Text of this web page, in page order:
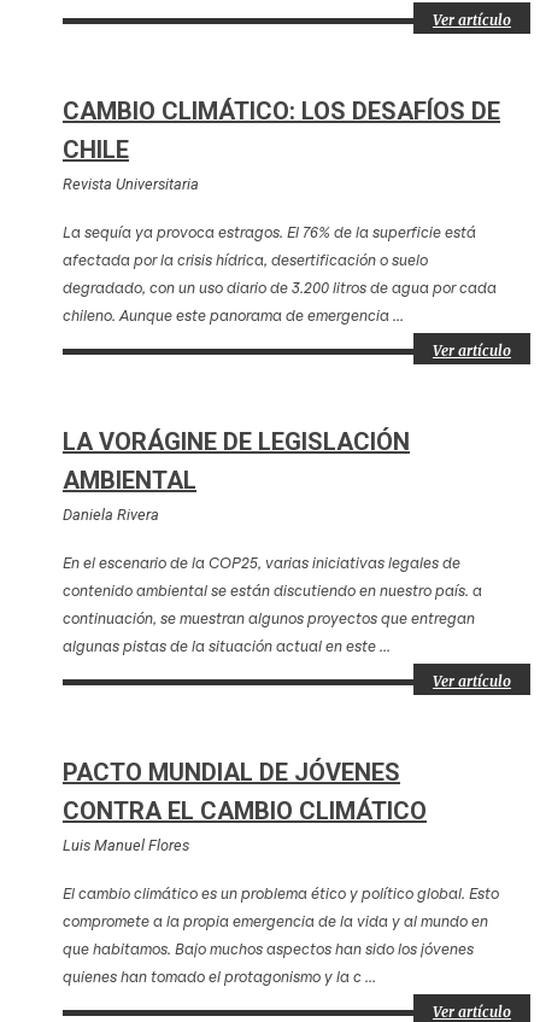
Ver artículo
CAMBIO CLIMÁTICO: LOS DESAFÍOS DE
CHILE
Revista Universitaria
La sequía ya provoca estragos. El 76% de la superficie está
afectada por la crisis hídrica, desertificación o suelo
degradado, con un uso diario de 3.200 litros de agua por cada
chileno. Aunque este panorama de emergencia ...
Ver artículo
LA VORÁGINE DE LEGISLACIÓN
AMBIENTAL
Daniela Rivera
En el escenario de la COP25, varias iniciativas legales de
contenido ambiental se están discutiendo en nuestro país. a
continuación, se muestran algunos proyectos que entregan
algunas pistas de la situación actual en este ...
Ver artículo
PACTO MUNDIAL DE JÓVENES
CONTRA EL CAMBIO CLIMÁTICO
Luis Manuel Flores
El cambio climático es un problema ético y político global. Esto
compromete a la propia emergencia de la vida y al mundo en
que habitamos. Bajo muchos aspectos han sido los jóvenes
quienes han tomado el protagonismo y la c ...
Ver artículo